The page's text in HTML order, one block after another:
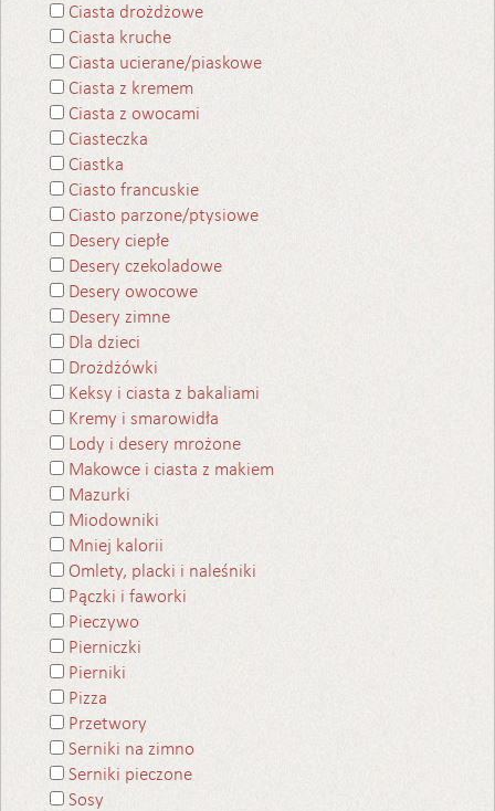
Ciasta drożdżowe
Ciasta kruche
Ciasta ucierane/piaskowe
Ciasta z kremem
Ciasta z owocami
Ciasteczka
Ciastka
Ciasto francuskie
Ciasto parzone/ptysiowe
Desery ciepłe
Desery czekoladowe
Desery owocowe
Desery zimne
Dla dzieci
Drożdżówki
Keksy i ciasta z bakaliami
Kremy i smarowidła
Lody i desery mrożone
Makowce i ciasta z makiem
Mazurki
Miodowniki
Mniej kalorii
Omlety, placki i naleśniki
Pączki i faworki
Pieczywo
Pierniczki
Pierniki
Pizza
Przetwory
Serniki na zimno
Serniki pieczone
Sosy